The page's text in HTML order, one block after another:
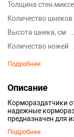
Толщина стен
Количество шнеков
Высота шнека, см
Количество ножей
Количество
Коробка
Страна
Гарантия, мес
Производитель
Подробнее
Описание
Кормораздатчики
надежные
предназначен для
кормосмеси на
Подробнее